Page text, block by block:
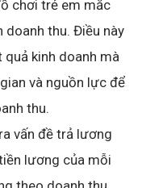
chơi trẻ em mắc
doanh thu. Điều này
kinh doanh mà
và nguồn lực để
thu.
vấn đề trả lương
lương của mỗi